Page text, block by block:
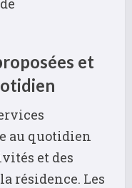
et
au quotidien
et des
résidence. Les